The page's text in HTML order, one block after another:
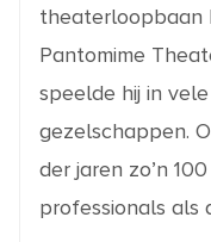
theaterloopbaan
Pantomime
speelde hij in
gezelschappen.
der jaren zo’n
professionals als